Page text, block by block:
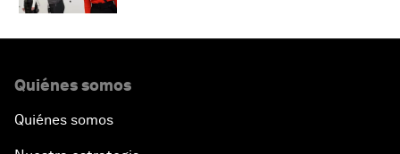
Quiénes somos
Quiénes somos